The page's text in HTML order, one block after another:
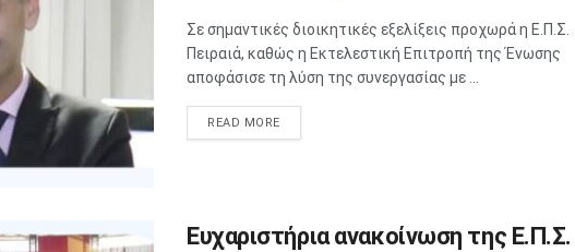
Σε σημαντικές διοικητικές εξελίξεις προχωρά η Ε.Π.Σ.
Πειραιά, καθώς η Εκτελεστική Επιτροπή της Ένωσης
αποφάσισε τη λύση της συνεργασίας με ...
READ MORE
Ευχαριστήρια ανακοίνωση της Ε.Π.Σ.